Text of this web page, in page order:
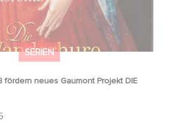
SERIEN
fördern neues Gaumont Projekt DIE